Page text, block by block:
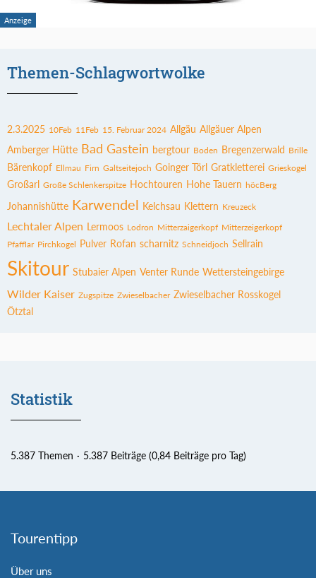
Themen-Schlagwortwolke
2.3.2025 10Feb 11Feb 15. Februar 2024 Allgäu Allgäuer Alpen
Amberger Hütte Bad Gastein bergtour Boden Bregenzerwald Brille
Bärenkopf Ellmau Firn Galtseitejoch Goinger Törl Gratkletterei Grieskogel
Großarl Große Schlenkerspitze Hochtouren Hohe Tauern höcBerg
Johannishütte Karwendel Kelchsau Klettern Kreuzeck
Lechtaler Alpen Lermoos Lodron Mitterzaigerkopf Mitterzeigerkopf
Pfafflar Pirchkogel Pulver Rofan scharnitz Schneidjoch Sellrain
Skitour Stubaier Alpen Venter Runde Wettersteingebirge
Wilder Kaiser Zugspitze Zwieselbacher Zwieselbacher Rosskogel
Ötztal
Statistik
5.387 Themen 5.387 Beiträge (0,84 Beiträge pro Tag)
Tourentipp
Über uns